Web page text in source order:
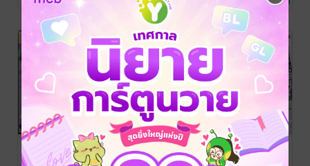
ขวัญ
ปริศนา-
นาคราช (ภาค
"โทก้า" ป่า
อาฆาต
คนสืบกรรม
(เล่ม๑)